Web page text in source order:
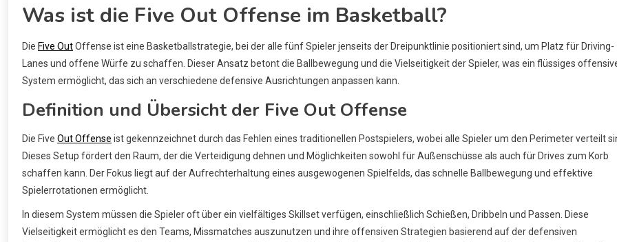
Was ist die Five Out Offense im Basketball?
Die Five OutOffense ist eine Basketballstrategie, bei der alle fünf Spieler jenseits der Dreipunktlinie positioniert sind, um Platz für Driving-
Lanes und offene Würfe zu schaffen. Dieser Ansatz betont die Ballbewegung und die Vielseitigkeit der Spieler, was ein flüssiges
System ermöglicht, das sich an verschiedene defensive Ausrichtungen anpassen kann.
Definition und Übersicht der Five Out Offense
Die Five Out Offense ist gekennzeichnet durch das Fehlen eines traditionellen Postspielers, wobei alle Spieler um den Perimeter verteilt
Dieses Setup fördert den Raum, der die Verteidigung dehnen und Möglichkeiten sowohl für Außenschüsse als auch für Drives zum Korb
schaffen kann. Der Fokus liegt auf der Aufrechterhaltung eines ausgewogenen Spielfelds, das schnelle Ballbewegung und effektive
Spielerrotationen ermöglicht.
In diesem System müssen die Spieler oft über ein vielfältiges Skillset verfügen, einschließlich Schießen, Dribbeln und Passen. Diese
Vielseitigkeit ermöglicht es den Teams, Missmatches auszunutzen und ihre offensiven Strategien basierend auf der defensiven